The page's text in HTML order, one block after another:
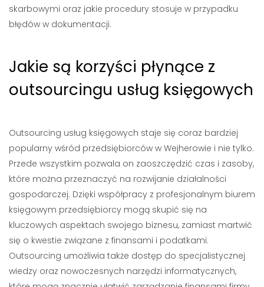
skarbowymi oraz jakie procedury stosuje w przypadku
błędów w dokumentacji.
Jakie są korzyści płynące z
outsourcingu usług księgowych
Outsourcing usług księgowych staje się coraz bardziej
popularny wśród przedsiębiorców w Wejherowie i nie tylko.
Przede wszystkim pozwala on zaoszczędzić czas i zasoby,
które można przeznaczyć na rozwijanie działalności
gospodarczej. Dzięki współpracy z profesjonalnym biurem
księgowym przedsiębiorcy mogą skupić się na
kluczowych aspektach swojego biznesu, zamiast martwić
się o kwestie związane z finansami i podatkami.
Outsourcing umożliwia także dostęp do specjalistycznej
wiedzy oraz nowoczesnych narzędzi informatycznych,